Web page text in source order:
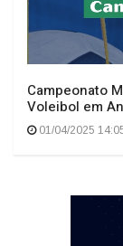
Campeonato
Voleibol em
01/04/2025